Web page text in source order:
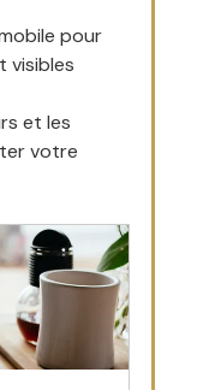
pour
visibles
et les
votre